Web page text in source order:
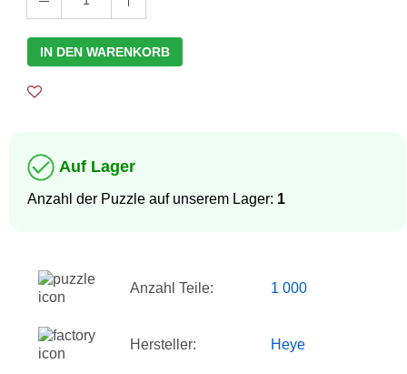
IN DEN WARENKORB
Auf Lager
Anzahl der Puzzle auf unserem Lager: 1
Anzahl Teile: 1 000
Hersteller: Heye